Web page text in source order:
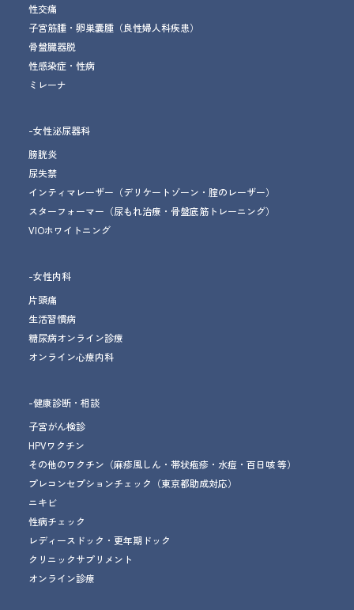
性交痛
子宮筋腫・卵巣嚢腫（良性婦人科疾患）
骨盤臓器脱
性感染症・性病
ミレーナ
-女性泌尿器科
膀胱炎
尿失禁
インティマレーザー （デリケートゾーン・腟のレーザー）
スターフォーマー （尿もれ治療 ・骨盤底筋トレーニング）
VIOホワイトニング
-女性内科
片頭痛
生活習慣病
糖尿病オンライン診療
オンライン心療内科
-健康診断・相談
子宮がん検診
HPVワクチン
その他のワクチン （麻疹風しん・帯状疱疹・水痘・百日咳 等）
プレコンセプションチェック （東京都助成対応）
ニキビ
性病チェック
レディースドック・更年期ドック
クリニックサプリメント
オンライン診療